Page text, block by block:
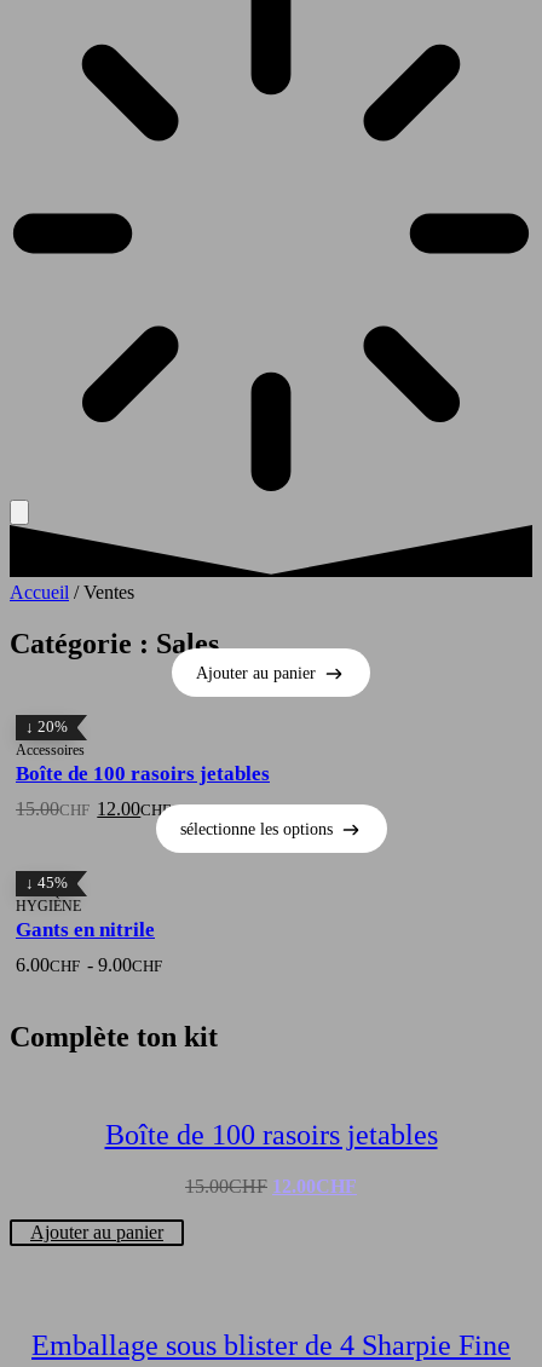
Accueil / Ventes
Catégorie : Sales
↓ 20%
Ajouter au panier
Ajouter au panier
Accessoires
Boîte de 100 rasoirs jetables
15.00CHF Le
12.00CHFLe
prix
actuel
↓ 45%
sélectionne les options
sélectionne les options
HYGIÈNE
Gants en nitrile
6.00CHF -9.00CHF
Complète ton kit
Boîte de 100 rasoirs jetables
15.00CHF Le
12.00CHF
Ajouter au panier
Emballage sous blister de 4 Sharpie Fine